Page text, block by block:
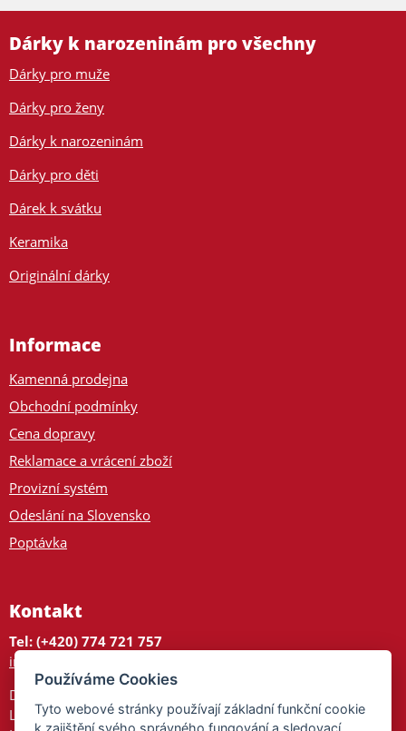
Dárky k narozeninám pro všechny
Dárky pro muže
Dárky pro ženy
Dárky k narozeninám
Dárky pro děti
Dárek k svátku
Keramika
Originální dárky
Informace
Kamenná prodejna
Obchodní podmínky
Cena dopravy
Reklamace a vrácení zboží
Provizní systém
Odeslání na Slovensko
Poptávka
Kontakt
Tel: (+420) 774 721 757
info@tajnedarky.cz
Dárkové centrum
Legionářů 2
Používáme Cookies
Tyto webové stránky používají základní funkční cookie